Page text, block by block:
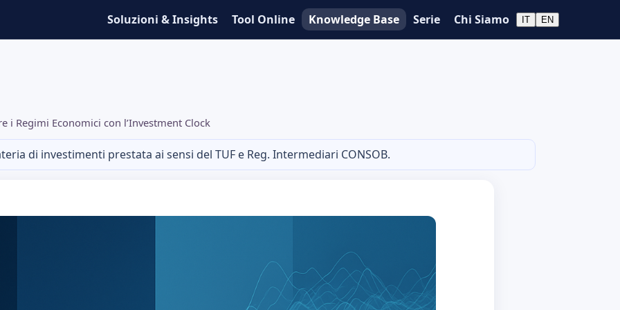
Soluzioni & Insights Tool Online Knowledge Base Serie Chi Siamo IT EN
i Regimi Economici con l’Investment Clock
di investimenti prestata ai sensi del TUF e Reg. Intermediari CONSOB.